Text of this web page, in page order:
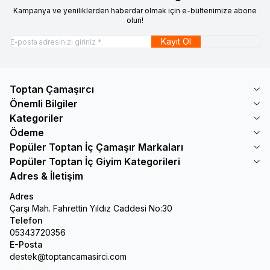
Kampanya ve yeniliklerden haberdar olmak için e-bültenimize abone
olun!
Kayıt Ol
Toptan Çamaşırcı
Önemli Bilgiler
Kategoriler
Ödeme
Popüler Toptan İç Çamaşır Markaları
Popüler Toptan İç Giyim Kategorileri
Adres & İletişim
Adres
Çarşı Mah. Fahrettin Yıldız Caddesi No:30
Telefon
05343720356
E-Posta
destek@toptancamasirci.com